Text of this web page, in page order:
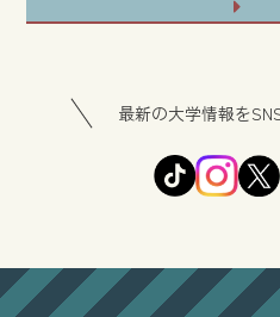
最新の大学情報を